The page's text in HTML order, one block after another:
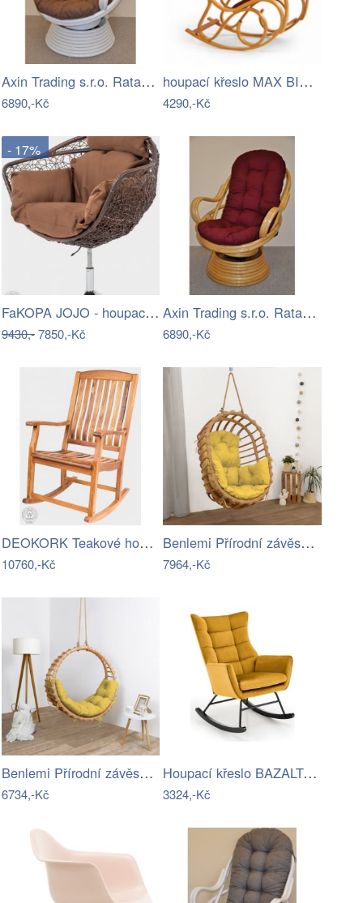
Axin Trading s.r.o. Ratanové houpací…
6890,-Kč
houpací křeslo MAX BIS PLUS - doprava…
4290,-Kč
- 17%
FaKOPA JOJO - houpací křeslo z ratanu…
9430,-7850,-Kč
Axin Trading s.r.o. Ratanové houpací…
6890,-Kč
DEOKORK Teakové houpací křeslo CLAUDIO
10760,-Kč
Benlemi Přírodní závěsné křeslo LENA…
7964,-Kč
Benlemi Přírodní závěsná houpačka BELLA…
6734,-Kč
Houpací křeslo BAZALTO hořčicová
3324,-Kč